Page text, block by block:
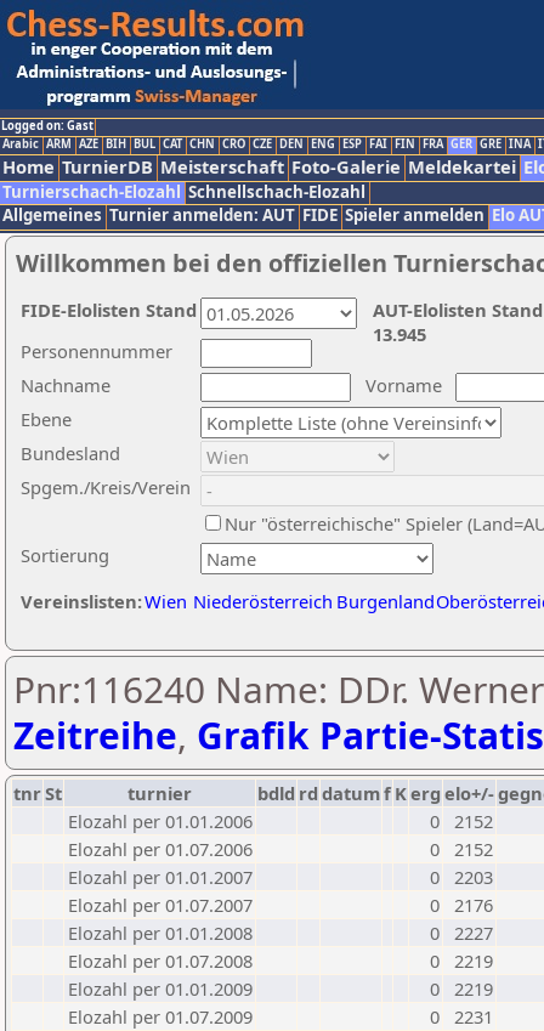
Logged on: Gast
Arabic ARM AZE BIH BUL CAT CHN CRO CZE DEN ENG ESP FAI FIN FRA GER GRE INA
Home TurnierDB Meisterschaft Foto-Galerie Meldekartei
Turnierschach-Elozahl Schnellschach-Elozahl
Allgemeines Turnier anmelden: AUT FIDE Spieler anmelden Elo
Willkommen bei den offiziellen
Nachname
Vorname
Ebene
Sortierung
Personennummer
Bundesland
Spgem./Kreis/Verein
Nur "österreichische" Spieler
Vereinslisten:Wien Niederösterreich Burgenland
AUT-Elolisten
13.945
FIDE-Elolisten Stand
Pnr:116240 Name: DDr.
Zeitreihe, Grafik Partie-
tnrSt turnier bdld rd datumf Kerg elo+/-
Elozahl per 01.01.2006
0 2152
Elozahl per 01.07.2006
0 2152
Elozahl per 01.01.2007
0 2203
Elozahl per 01.07.2007
0 2176
Elozahl per 01.01.2008
0 2227
Elozahl per 01.07.2008
0 2219
Elozahl per 01.01.2009
0 2219
Elozahl per 01.07.2009
0 2231